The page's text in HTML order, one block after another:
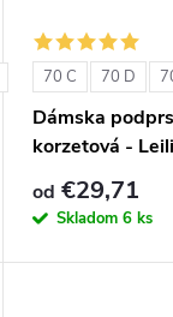
70 C 70 D
Dámska
korzetová -
od €29,71
Skladom 6 ks